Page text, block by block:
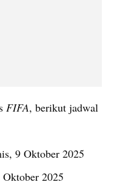
FIFA, berikut jadwal
9 Oktober 2025
2025